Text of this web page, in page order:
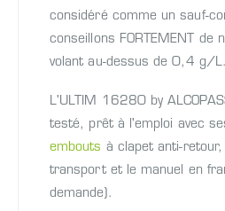
considéré comme un sauf-
conseillons FORTEMENT de
volant au-dessus de 0,4 g/L.
L'ULTIM 16280 by
testé, prêt à l'emploi avec
embouts à clapet anti-
transport et le manuel en
demande).